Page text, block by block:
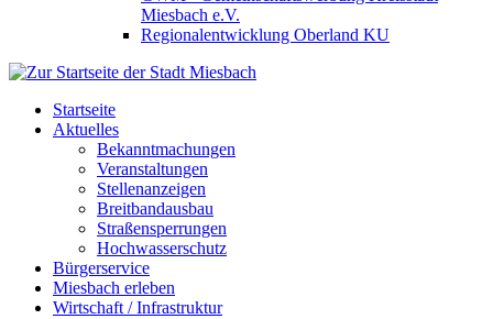
Miesbach e.V.
Regionalentwicklung Oberland KU
Startseite
Aktuelles
Bekanntmachungen
Veranstaltungen
Stellenanzeigen
Breitbandausbau
Straßensperrungen
Hochwasserschutz
Bürgerservice
Miesbach erleben
Wirtschaft / Infrastruktur